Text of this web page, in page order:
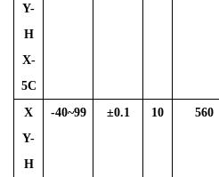
Y-
H
X-
5C
X
Y-
H
-40~99 ±0.1 10 560